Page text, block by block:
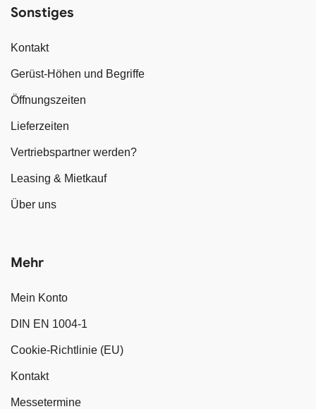
Sonstiges
Kontakt
Gerüst-Höhen und Begriffe
Öffnungszeiten
Lieferzeiten
Vertriebspartner werden?
Leasing & Mietkauf
Über uns
Mehr
Mein Konto
DIN EN 1004-1
Cookie-Richtlinie (EU)
Kontakt
Messetermine